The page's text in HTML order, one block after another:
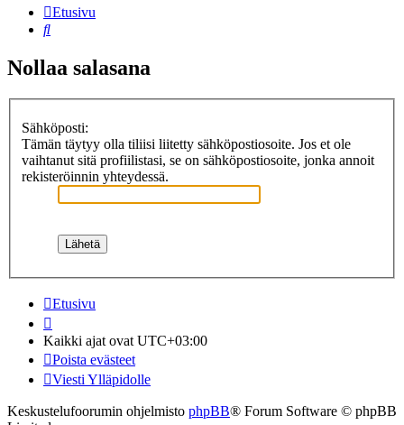
Etusivu
Etsi
Nollaa salasana
Sähköposti:
Tämän täytyy olla tiliisi liitetty sähköpostiosoite. Jos et ole
vaihtanut sitä profiilistasi, se on sähköpostiosoite, jonka annoit
rekisteröinnin yhteydessä.
Etusivu
Kaikki ajat ovat UTC+03:00
Poista evästeet
Viesti Ylläpidolle
Keskustelufoorumin ohjelmisto phpBB® Forum Software © phpBB